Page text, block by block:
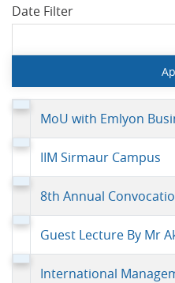
Date Filter
MoU with Emlyon
IIM Sirmaur Campus
8th Annual
Guest Lecture By Mr
International